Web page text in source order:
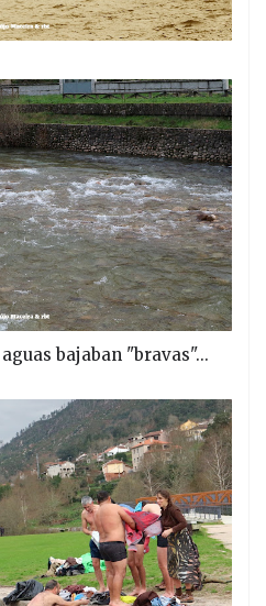
bajaban "bravas"...